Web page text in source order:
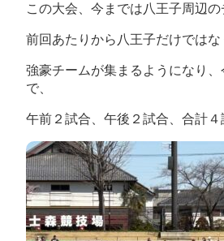
この大会、今までは八王子周辺
前回あたりから八王子だけでは
強豪チームが集まるようになり
で、
午前２試合、午後２試合、合計